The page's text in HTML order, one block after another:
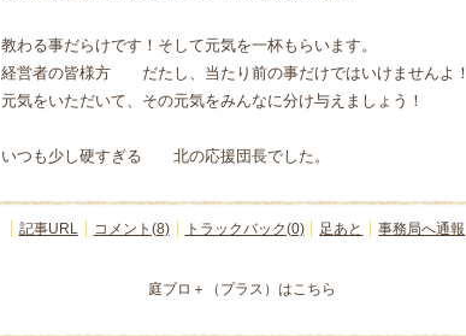
教わる事だらけです！そして元気を一杯もらいます。
経営者の皆様方 だたし、当たり前の事だけではいけませんよ！
元気をいただいて、その元気をみんなに分け与えましょう！
いつも少し硬すぎる 北の応援団長でした。
記事URL コメント(8) トラックバック(0) 足あと 事務局へ通報
庭ブロ＋（プラス）はこちら